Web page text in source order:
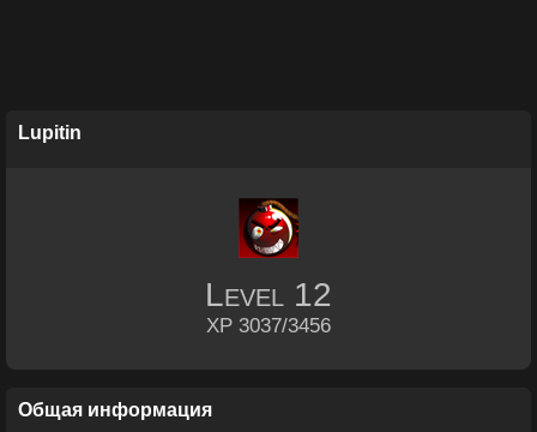
Lupitin
Level 12
XP 3037/3456
Общая информация